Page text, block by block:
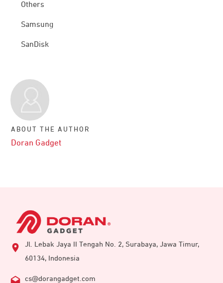
Others
Samsung
SanDisk
ABOUT THE AUTHOR
Doran Gadget
Jl. Lebak Jaya II Tengah No. 2, Surabaya, Jawa Timur,
60134, Indonesia
cs@dorangadget.com